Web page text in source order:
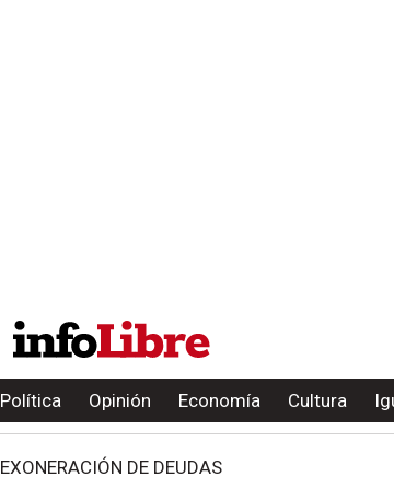
Política Opinión Economía Cultura
EXONERACIÓN DE DEUDAS